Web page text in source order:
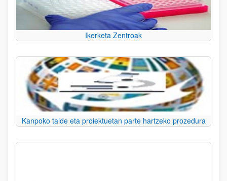
Ikerketa Zentroak
Kanpoko talde eta proiektuetan parte hartzeko prozedura